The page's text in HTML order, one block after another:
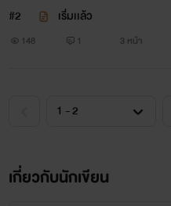
1 เรื่องนี้มีเนื้อหาเกี่ยวกับ ช
3 มีฉาก nc+
#2 เริ่่มเเล้ว
148 1 3 หน้า
เกี่ยวกับนักเขียน